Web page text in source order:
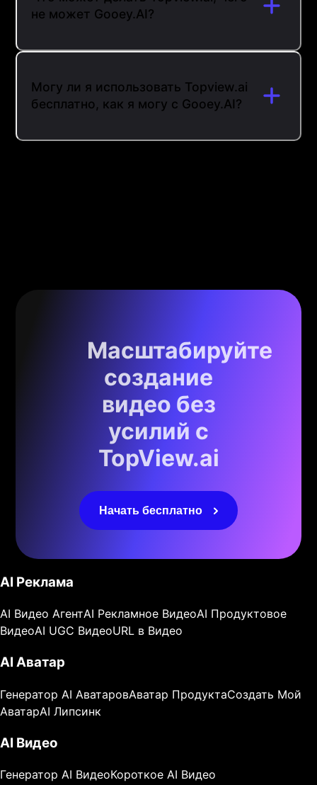
не может Gooey.AI?
Могу ли я использовать Topview.ai
бесплатно, как я могу с Gooey.AI?
Масштабируйте
создание
видео без
усилий с
TopView.ai
Начать бесплатно
AI Реклама
AI Видео АгентAI Рекламное ВидеоAI Продуктовое
ВидеоAI UGC ВидеоURL в Видео
AI Аватар
Генератор AI АватаровАватар ПродуктаСоздать Мой
АватарAI Липсинк
AI Видео
Генератор AI ВидеоКороткое AI Видео